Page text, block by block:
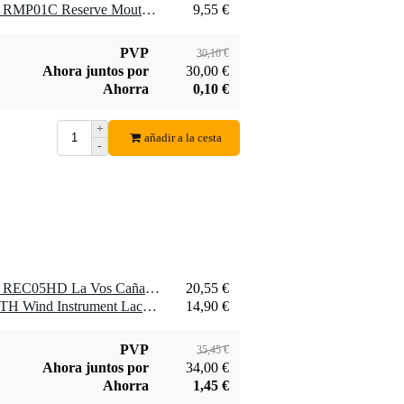
1 x D'Addario Woodwinds RMP01C Reserve Mouthpiece Patches Clear (Pack of 5)
9,55 €
PVP 30,10 €
Ahora juntos por
30,00 €
Ahorra
0,10 €
+
-
añadir a la cesta
1 x D'Addario Woodwinds REC05HD La Vos Cañas clarinete bajo, duras, paquete de 5, sin archivar
20,55 €
1 x Yamaha BMMLCCLOTH Wind Instrument Lacquer Cloth
14,90 €
PVP 35,45 €
Ahora juntos por
34,00 €
Ahorra
1,45 €